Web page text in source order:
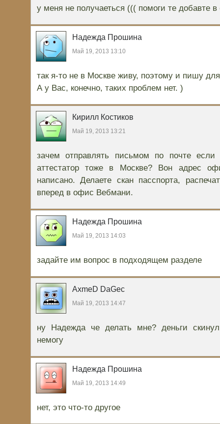
у меня не получаеться ((( помоги те добавте в
Надежда Прошина
Май 19, 2013 13:10
так я-то не в Москве живу, поэтому и пишу
А у Вас, конечно, таких проблем нет. )
Кирилл Костиков
Май 19, 2013 13:21
зачем отправлять письмом по почте
аттестатор тоже в Москве? Вон адрес
написано. Делаете скан пасспорта,
вперед в офис Вебмани.
Надежда Прошина
Май 19, 2013 14:03
задайте им вопрос в подходящем разделе
AxmeD DaGec
Май 19, 2013 14:47
ну Надежда че делать мне? деньги скинул
немогу
Надежда Прошина
Май 19, 2013 14:49
нет, это что-то другое